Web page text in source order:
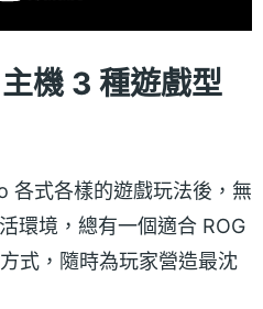
機 3 種遊戲型
各式各樣的遊戲玩法後，無
環境，總有一個適合 ROG
式，隨時為玩家營造最沈